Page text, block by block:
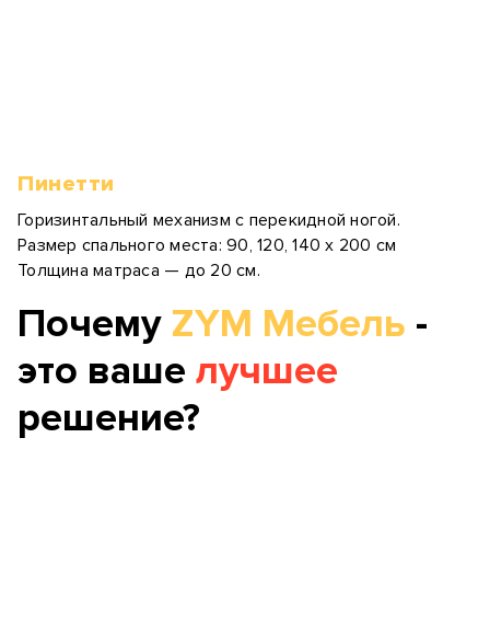
Пинетти
Горизинтальный механизм с перекидной ногой.
Размер спального места: 90, 120, 140 х 200 см
Толщина матраса — до 20 см.
Почему ZYM Мебель -
это ваше лучшее
решение?